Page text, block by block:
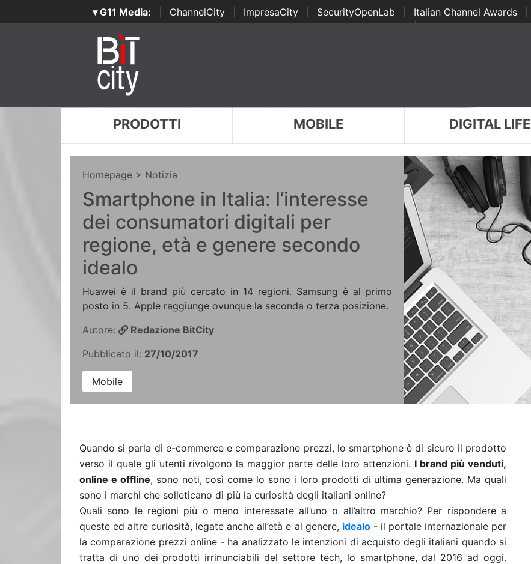
▾ G11 Media: ChannelCity ImpresaCity SecurityOpenLab Italian Channel Awards
Awards | ...
PRODOTTI MOBILE DIGITAL LIFE
Homepage > Notizia
Smartphone in Italia: l’interesse
dei consumatori digitali per
regione, età e genere secondo
idealo
Huawei è il brand più cercato in 14 regioni. Samsung è al primo
posto in 5. Apple raggiunge ovunque la seconda o terza posizione.
Autore:
Redazione BitCity
Pubblicato il: 27/10/2017
Mobile
Quando si parla di e-commerce e comparazione prezzi, lo smartphone è di sicuro il prodotto
verso il quale gli utenti rivolgono la maggior parte delle loro attenzioni. I brand più venduti,
online e offline, sono noti, così come lo sono i loro prodotti di ultima generazione. Ma quali
sono i marchi che solleticano di più la curiosità degli italiani online?
Quali sono le regioni più o meno interessate all’uno o all’altro marchio? Per rispondere a
queste ed altre curiosità, legate anche all’età e al genere, idealo- il portale internazionale per
la comparazione prezzi online - ha analizzato le intenzioni di acquisto degli italiani quando si
tratta di uno dei prodotti irrinunciabili del settore tech, lo smartphone, dal 2016 ad oggi.